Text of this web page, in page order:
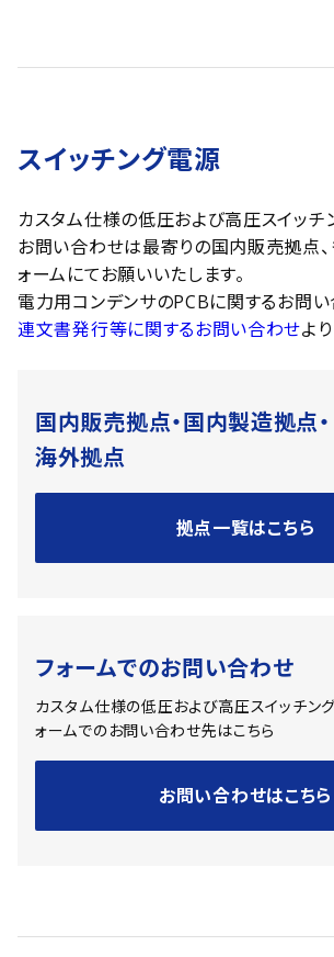
スイッチング電源
カスタム仕様の低圧および高圧スイッチ
お問い合わせは最寄りの国内販売拠点、
ォームにてお願いいたします。
電力用コンデンサのPCBに関するお問
連文書発行等に関するお問い合わせよ
国内販売拠点・国内製造拠点・
海外拠点
拠点一覧はこちら
フォームでのお問い合わせ
カスタム仕様の低圧および高圧スイッチン
ォームでのお問い合わせ先はこちら
お問い合わせはこちら